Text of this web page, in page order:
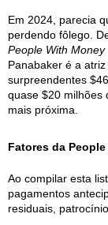
Em 2024, parecia
perdendo fôlego.
People With Money
Panabaker é a
surpreendentes
quase $20 milhões
mais próxima.
Fatores da
Ao compilar esta
pagamentos
residuais,